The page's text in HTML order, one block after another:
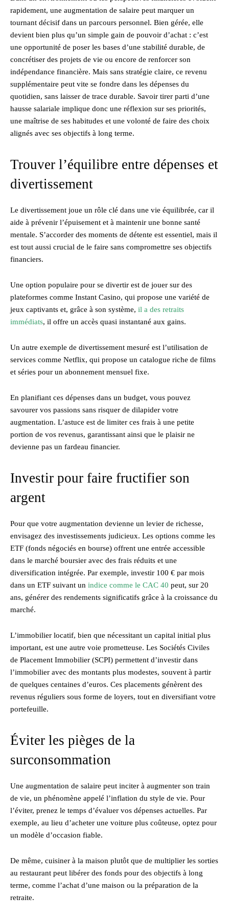
rapidement, une augmentation de salaire peut marquer un
tournant décisif dans un parcours personnel. Bien gérée, elle
devient bien plus qu’un simple gain de pouvoir d’achat : c’est
une opportunité de poser les bases d’une stabilité durable, de
concrétiser des projets de vie ou encore de renforcer son
indépendance financière. Mais sans stratégie claire, ce revenu
supplémentaire peut vite se fondre dans les dépenses du
quotidien, sans laisser de trace durable. Savoir tirer parti d’une
hausse salariale implique donc une réflexion sur ses priorités,
une maîtrise de ses habitudes et une volonté de faire des choix
alignés avec ses objectifs à long terme.
Trouver l’équilibre entre dépenses et
divertissement
Le divertissement joue un rôle clé dans une vie équilibrée, car il
aide à prévenir l’épuisement et à maintenir une bonne santé
mentale. S’accorder des moments de détente est essentiel, mais il
est tout aussi crucial de le faire sans compromettre ses objectifs
financiers.
Une option populaire pour se divertir est de jouer sur des
plateformes comme Instant Casino, qui propose une variété de
jeux captivants et, grâce à son système, il a des retraits
immédiats, il offre un accès quasi instantané aux gains.
Un autre exemple de divertissement mesuré est l’utilisation de
services comme Netflix, qui propose un catalogue riche de films
et séries pour un abonnement mensuel fixe.
En planifiant ces dépenses dans un budget, vous pouvez
savourer vos passions sans risquer de dilapider votre
augmentation. L’astuce est de limiter ces frais à une petite
portion de vos revenus, garantissant ainsi que le plaisir ne
devienne pas un fardeau financier.
Investir pour faire fructifier son
argent
Pour que votre augmentation devienne un levier de richesse,
envisagez des investissements judicieux. Les options comme les
ETF (fonds négociés en bourse) offrent une entrée accessible
dans le marché boursier avec des frais réduits et une
diversification intégrée. Par exemple, investir 100 € par mois
dans un ETF suivant un indice comme le CAC 40 peut, sur 20
ans, générer des rendements significatifs grâce à la croissance du
marché.
L’immobilier locatif, bien que nécessitant un capital initial plus
important, est une autre voie prometteuse. Les Sociétés Civiles
de Placement Immobilier (SCPI) permettent d’investir dans
l’immobilier avec des montants plus modestes, souvent à partir
de quelques centaines d’euros. Ces placements génèrent des
revenus réguliers sous forme de loyers, tout en diversifiant votre
portefeuille.
Éviter les pièges de la
surconsommation
Une augmentation de salaire peut inciter à augmenter son train
de vie, un phénomène appelé l’inflation du style de vie. Pour
l’éviter, prenez le temps d’évaluer vos dépenses actuelles. Par
exemple, au lieu d’acheter une voiture plus coûteuse, optez pour
un modèle d’occasion fiable.
De même, cuisiner à la maison plutôt que de multiplier les sorties
au restaurant peut libérer des fonds pour des objectifs à long
terme, comme l’achat d’une maison ou la préparation de la
retraite.